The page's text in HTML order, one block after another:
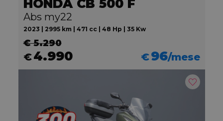
HONDA CB 500 F
Abs my22
2023 | 2995 km | 471 cc | 48 Hp | 35 Kw
€ 5.290
€4.990 €96/mese